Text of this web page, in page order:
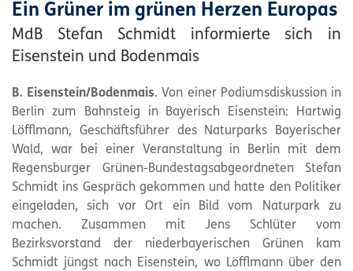
Ein Grüner im grünen Herzen Europas
MdB Stefan Schmidt informierte sich in
Eisenstein und Bodenmais
B. Eisenstein/Bodenmais. Von einer Podiumsdiskussion in
Berlin zum Bahnsteig in Bayerisch Eisenstein: Hartwig
Löfflmann, Geschäftsführer des Naturparks Bayerischer
Wald, war bei einer Veranstaltung in Berlin mit dem
Regensburger Grünen-Bundestagsabgeordneten Stefan
Schmidt ins Gespräch gekommen und hatte den Politiker
eingeladen, sich vor Ort ein Bild vom
Naturparkzu
machen. Zusammen mit Jens Schlüter vom
Bezirksvorstand der niederbayerischen Grünen kam
Schmidt jüngst nach Eisenstein, wo Löfflmann über den